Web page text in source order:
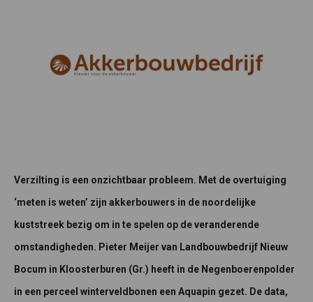
Verzilting is een onzichtbaar probleem. Met de overtuiging
‘meten is weten’ zijn akkerbouwers in de noordelijke
kuststreek bezig om in te spelen op de veranderende
omstandigheden. Pieter Meijer van Landbouwbedrijf Nieuw
Bocum in Kloosterburen (Gr.) heeft in de Negenboerenpolder
in een perceel winterveldbonen een Aquapin gezet. De data,